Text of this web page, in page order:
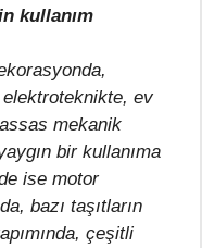
kullanım
ev
mekanik
bir kullanıma
ise motor
bazı taşıtların
çeşitli